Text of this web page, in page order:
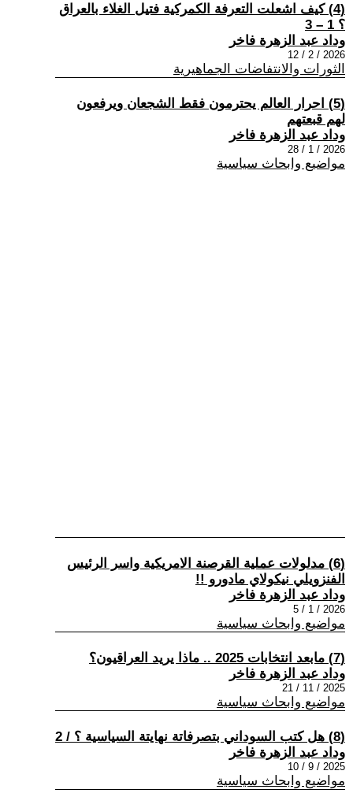
(4) كيف اشعلت التعرفة الكمركية فتيل الغلاء بالعراق
؟ 1 – 3
وداد عبد الزهرة فاخر
2026 / 2 / 12
الثورات والانتفاضات الجماهيرية
(5) احرار العالم يحترمون فقط الشجعان ويرفعون
لهم قبعتهم
وداد عبد الزهرة فاخر
2026 / 1 / 28
مواضيع وابحاث سياسية
(6) مدلولات عملية القرصنة الامريكية واسر الرئيس
الفنزويلي نيكولاي مادورو !!
وداد عبد الزهرة فاخر
2026 / 1 / 5
مواضيع وابحاث سياسية
(7) مابعد انتخابات 2025 .. ماذا يريد العراقيون؟
وداد عبد الزهرة فاخر
2025 / 11 / 21
مواضيع وابحاث سياسية
(8) هل كتب السوداني بتصرفاتة نهايتة السياسية ؟ / 2
وداد عبد الزهرة فاخر
2025 / 9 / 10
مواضيع وابحاث سياسية